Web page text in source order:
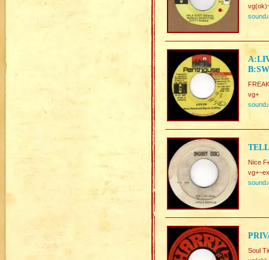
sound♪
vg+
sound♪
Nice
sound♪
Soul